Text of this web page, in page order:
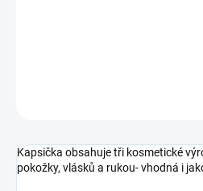
Kapsička obsahuje tři kosmetické
pokožky, vlásků a rukou- vhodná i